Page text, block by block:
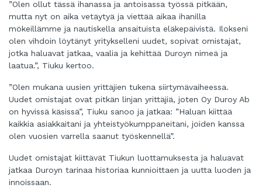
”Olen ollut tässä ihanassa ja antoisassa työssä pitkään,
mutta nyt on aika vetäytyä ja viettää aikaa ihanilla
mökeillämme ja nautiskella ansaituista eläkepäivistä. Ilokseni
olen vihdoin löytänyt yritykselleni uudet, sopivat omistajat,
jotka haluavat jatkaa, vaalia ja kehittää Duroyn nimeä ja
laatua.”, Tiuku kertoo.
”Olen mukana uusien yrittäjien tukena siirtymävaiheessa.
Uudet omistajat ovat pitkän linjan yrittäjiä, joten Oy Duroy Ab
on hyvissä käsissä”, Tiuku sanoo ja jatkaa: ”Haluan kiittää
kaikkia asiakkaitani ja yhteistyökumppaneitani, joiden kanssa
olen vuosien varrella saanut työskennellä”.
Uudet omistajat kiittävät Tiukun luottamuksesta ja haluavat
jatkaa Duroyn tarinaa historiaa kunnioittaen ja uutta luoden ja
innoissaan.